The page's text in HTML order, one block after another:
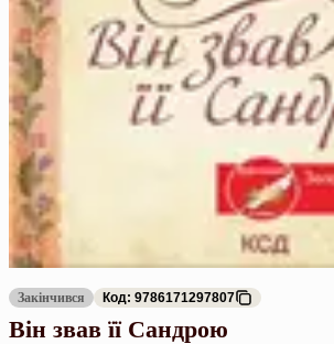
Закінчився Код: 9786171297807
Він звав її Сандрою